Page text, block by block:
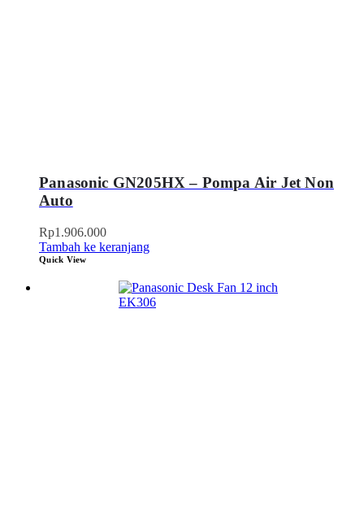
Panasonic GN205HX – Pompa Air Jet Non
Auto
Rp1.906.000
Tambah ke keranjang
Quick View